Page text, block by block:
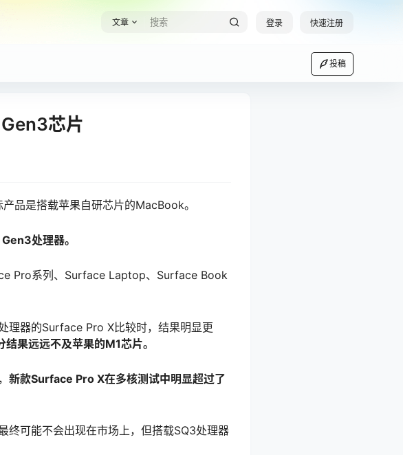
文章 登录 快速注册
投稿
芯片
品是搭载苹果自研芯片的MacBook。
处理器。
Pro系列、Surface Laptop、Surface Book
理器的Surface Pro X比较时，结果明显更
结果远远不及苹果的M1芯片。
新款Surface Pro X在多核测试中明显超过了
可能不会出现在市场上，但搭载SQ3处理器